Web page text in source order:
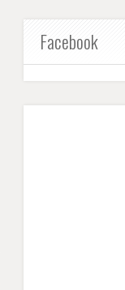
Facebook